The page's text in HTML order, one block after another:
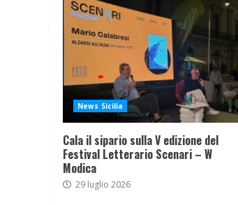
News Sicilia
Cala il sipario sulla V edizione del
Festival Letterario Scenari – W
Modica
29 luglio 2026